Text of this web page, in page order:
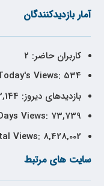
آمار بازدیدکنندگان
کاربران حاضر: 2
Views: 534
بازدیدهای دیروز:
Views: 73,739
Views: 8,428,002
سایت های مرتبط